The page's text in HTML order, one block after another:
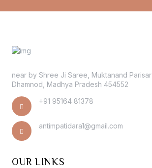
near by Shree Ji Saree, Muktanand Parisar
Dhamnod, Madhya Pradesh 454552
+91 95164 81378
antimpatidara1@gmail.com
OUR LINKS